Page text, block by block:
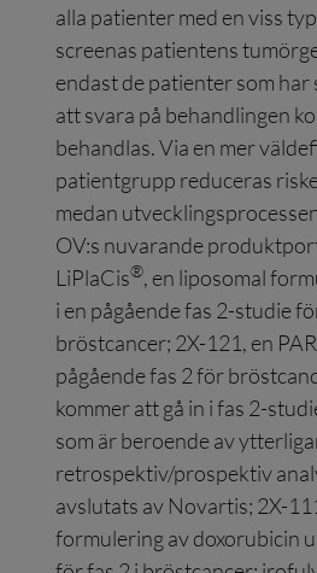
alla patienter med en viss
screenas patientens
endast de patienter som
att svara på behandlingen
behandlas. Via en mer
patientgrupp reduceras
medan
OV:s nuvarande
LiPlaCis®, en liposomal
i en pågående fas 2-studie
bröstcancer; 2X-121, en
pågående fas 2 för
kommer att gå in i fas 2-
som är beroende av
retrospektiv/prospektiv
avslutats av Novartis; 2X-
formulering av doxorubicin